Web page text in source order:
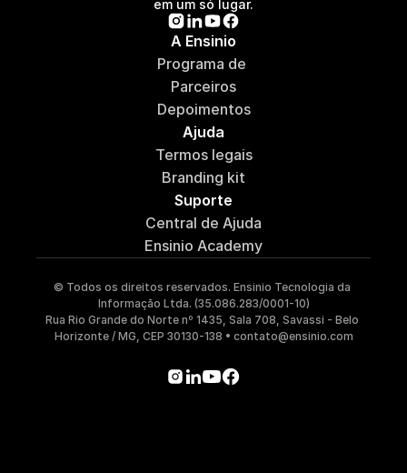
em um só lugar.
A Ensinio
Programa de
Parceiros
Depoimentos
Ajuda
Termos legais
Branding kit
Suporte
Central de Ajuda
Ensinio Academy
© Todos os direitos reservados. Ensinio Tecnologia da
Informação Ltda. (35.086.283/0001-10)
Rua Rio Grande do Norte nº 1435, Sala 708, Savassi - Belo
Horizonte / MG, CEP 30130-138 • contato@ensinio.com